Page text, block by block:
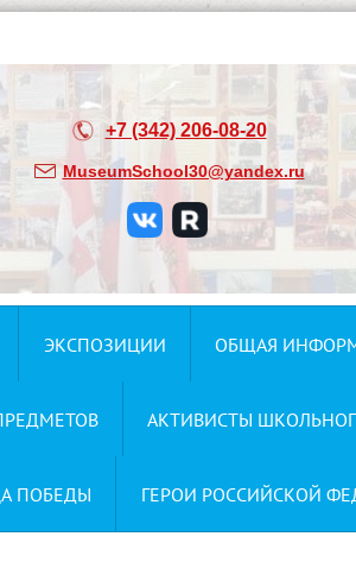
+7 (342) 206-08-20
MuseumSchool30@yandex.ru
ЭКСПОЗИЦИИ ОБЩАЯ
АКТИВИСТЫ
ПОБЕДЫ ГЕРОИ РОССИЙСКОЙ